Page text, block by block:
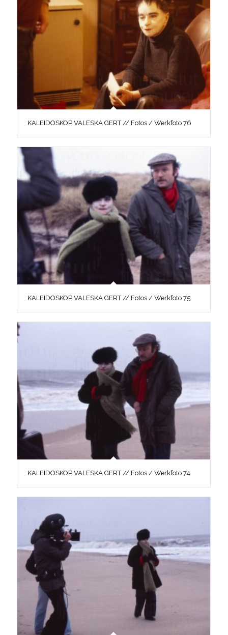
KALEIDOSKOP VALESKA GERT // Fotos / Werkfoto 76
KALEIDOSKOP VALESKA GERT // Fotos / Werkfoto 75
KALEIDOSKOP VALESKA GERT // Fotos / Werkfoto 74